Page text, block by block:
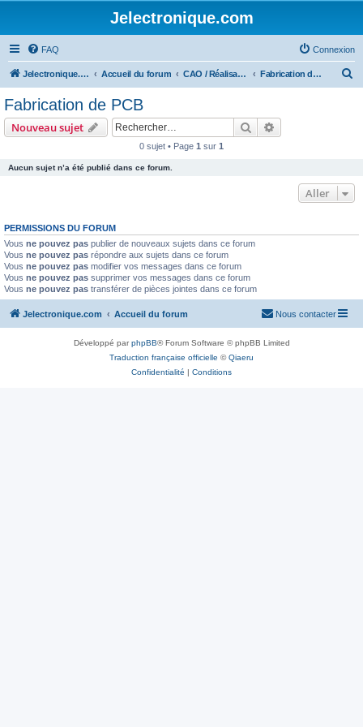
Jelectronique.com
FAQ Connexion
Jelectronique.com Accueil du forum CAO / Réalisation et montage de PCB Fabrication de PCB
Fabrication de PCB
Nouveau sujet Rechercher
0 sujet • Page 1 sur 1
Aucun sujet n’a été publié dans ce forum.
Aller
PERMISSIONS DU FORUM
Vous ne pouvez pas publier de nouveaux sujets dans ce forum
Vous ne pouvez pas répondre aux sujets dans ce forum
Vous ne pouvez pas modifier vos messages dans ce forum
Vous ne pouvez pas supprimer vos messages dans ce forum
Vous ne pouvez pas transférer de pièces jointes dans ce forum
Jelectronique.com Accueil du forum Nous contacter
Développé parphpBB® Forum Software © phpBB Limited
Traduction française officielle ©Qiaeru
Confidentialité | Conditions